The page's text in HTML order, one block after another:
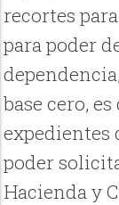
recortes
para poder
base cero,
expedientes
poder
Hacienda y